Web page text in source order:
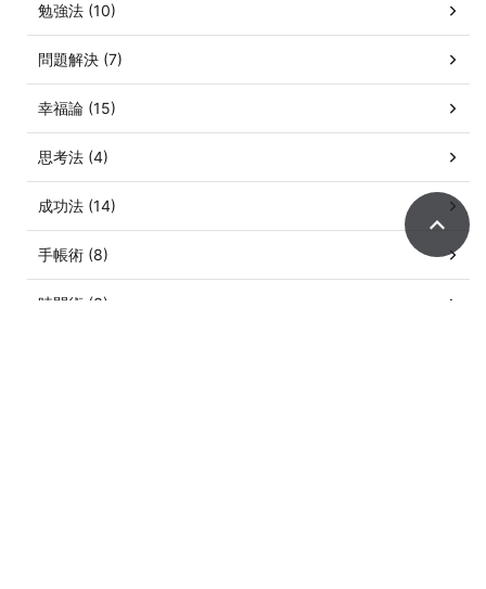
勉強法 (10)
問題解決 (7)
幸福論 (15)
思考法 (4)
成功法 (14)
手帳術 (8)
時間術 (3)